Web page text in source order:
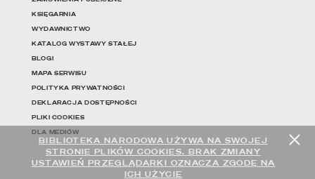
BIBLIOTEKA NARODOWA UŻYWA NA SWOJEJ
STRONIE PLIKÓW COOKIES. BRAK ZMIANY
USTAWIEŃ PRZEGLĄDARKI OZNACZA ZGODĘ NA
ICH UŻYCIE
KSIĘGARNIA
WYDAWNICTWO
KATALOG WYSTAWY STAŁEJ
BLOGI
MAPA SERWISU
POLITYKA PRYWATNOŚCI
DEKLARACJA DOSTĘPNOŚCI
PLIKI COOKIES
DLA MEDIÓW